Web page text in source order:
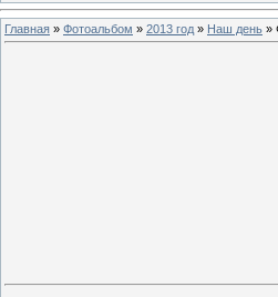
Главная » Фотоальбом » 2013 год » Наш день »